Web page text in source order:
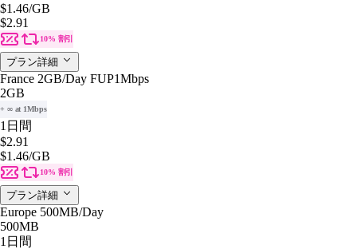
$1.46/GB
$2.91
10% 割引
プラン詳細
France 2GB/Day FUP1Mbps
2GB
+ ∞ at 1Mbps
1日間
$2.91
$1.46/GB
10% 割引
プラン詳細
Europe 500MB/Day
500MB
1日間